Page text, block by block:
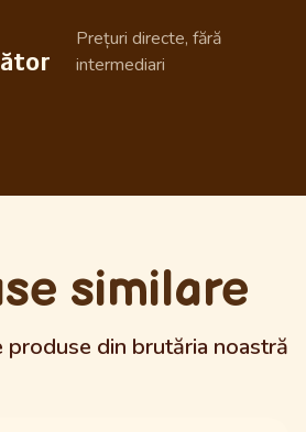
Prețuri directe, fără
intermediari
similare
produse din brutăria noastră